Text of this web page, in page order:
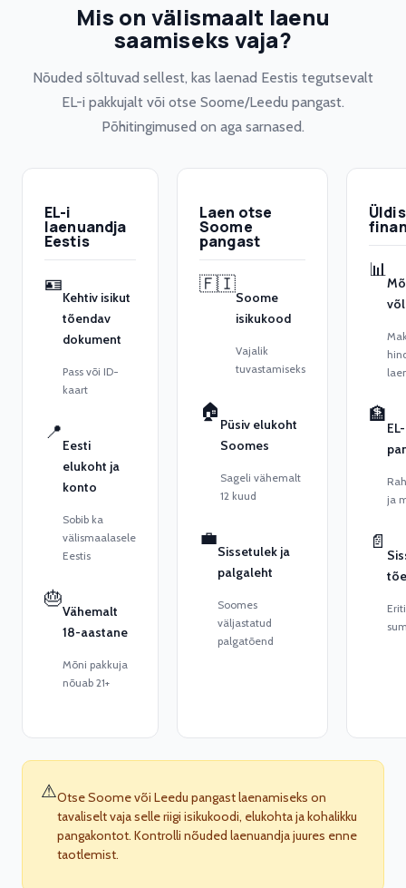
Mis on välismaalt laenu
saamiseks vaja?
Nõuded sõltuvad sellest, kas laenad Eestis tegutsevalt
EL-i pakkujalt või otse Soome/Leedu pangast.
Põhitingimused on aga sarnased.
EL-i
laenuandja
Eestis
🪪
Kehtiv isikut
tõendav
dokument
Pass või ID-
kaart
📍
Eesti
elukoht ja
konto
Sobib ka
välismaalasele
Eestis
🎂
Vähemalt
18-aastane
Mõni pakkuja
nõuab 21+
Laen otse
Soome
pangast
🇫🇮
Soome
isikukood
Vajalik
tuvastamiseks
🏠
Püsiv elukoht
Soomes
Sageli vähemalt
12 kuud
💼
Sissetulek ja
palgaleht
Soomes
väljastatud
palgatõend
📊
🏦
ja
📄
⚠Otse Soome või Leedu pangast laenamiseks on
tavaliselt vaja selle riigi isikukoodi, elukohta ja kohalikku
pangakontot. Kontrolli nõuded laenuandja juures enne
taotlemist.